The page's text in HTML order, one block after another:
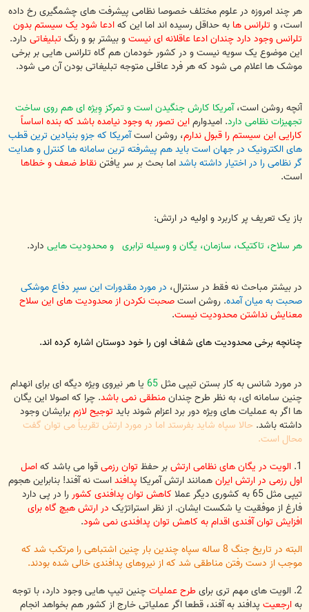
هر چند امروزه در علوم مختلف خصوصا نظامی پیشرفت های چشمگیری رخ داده
است، و تلرانس هابه حداقل رسیده اند اما این کهادعا شود یک سیستم بدون
تلرانس وجود دارد چندان ادعا عاقلانه ای نیستو بیشتر بو و رنگ تبلیغاتی دارد.
این موضوع یک سویه نیست و در کشور خودمان هم گاه تلرانس هایی بر برخی
موشک ها اعلام می شود که هر فرد عاقلی متوجه تبلیغاتی بودن آن می شود.
آنچه روشن است،آمریکا کارش جنگیدن است و تمرکز وِیژه ای هم روی ساخت
تجهیزات نظامی دارد. امیدوارماین تصور به وجود نیامده باشد که بنده اساساً
کارایی این سیستم را قبول ندارم، روشن استآمریکا که جزو بنیادین ترین قطب
های الکترونیک در جهان است باید هم پیشرفته ترین سامانه ها کنترل و هدایت
گر نظامی را در اختیار داشته باشداما بحث بر سر یافتننقاط ضعف و خطاها
است.
باز یک تعریف پر کاربرد و اولیه در ارتش:
هر سلاح، تاکتیک، سازمان، یگان و وسیله ترابری و محدودیت هاییدارد.
در بیشتر مباحث نه فقط در سنترال، در مورد مقدورات این سپر دفاع موشکی
صحبت به میان آمده. روشن استصحبت نکردن از محدودیت های این سلاح
معنایش نداشتن محدودیت نیست.
چنانچه برخی محدودیت های شفاف اون را خود دوستان اشاره کرده اند.
در مورد شانس به کار بستن تیپی مثل65 یا هر نیروی ویژه دیگه ای برای انهدام
چنین سامانه ای، به نظر طرح چندانمنطقی نمی باشد. چرا که اصولا این یگان
ها اگر به عملیات های ویژه دور برد اعزام شوند بایدتوجیح لازمبرایشان وجود
داشته باشد. حالا سپاه شاید بفرستد اما در مورد ارتش تقریباً می توان گفت
محال است.
1. الویت در یگان های نظامی ارتشبر حفظ توان رزمیقوا می باشد کهاصل
اول رزمی در ارتش ایرانهمانند ارتش آمریکا پدافنداست نه آفند! بنابراین هجوم
تیپی مثل 65 به کشوری دیگر عملا
کاهش توان پدافندی کشوررا در پی دارد
فارغ از موفقیت یا شکست ایشان. از نظر استراتژیک در ارتش هیچ گاه برای
افزایش توان آفندی اقدام به کاهش توان پدافندی نمی شود.
البته در تاریخ جنگ 8 ساله سپاه چندین بار چنین اشتباهی را مرتکب شد که
موجب از دست رفتن مناطقی شد که از نیروهای پدافندی خالی شده بودند.
2. الویت های مهم تری برای
طرح عملیاتچنین تیپ هایی وجود دارد، با توجه
بهارجعیت پدافند به آفند، قطعا اگر عملیاتی خارج از کشور هم بخواهد انجام